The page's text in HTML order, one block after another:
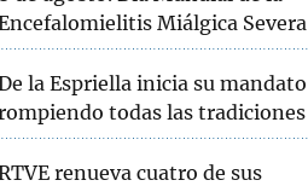
Miálgica Severa
la Espriella inicia su mandato
todas las tradiciones
renueva cuatro de sus